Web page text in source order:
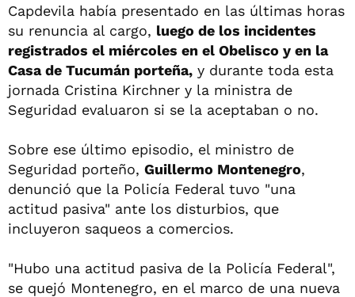
Capdevila había presentado en las últimas horas
su renuncia al cargo, luego de los incidentes
registrados el miércoles en el Obelisco y en la
Casa de Tucumán porteña, y durante toda esta
jornada Cristina Kirchner y la ministra de
Seguridad evaluaron si se la aceptaban o no.
Sobre ese último episodio, el ministro de
Seguridad porteño, Guillermo Montenegro,
denunció que la Policía Federal tuvo "una
actitud pasiva" ante los disturbios, que
incluyeron saqueos a comercios.
"Hubo una actitud pasiva de la Policía Federal",
se quejó Montenegro, en el marco de una nueva